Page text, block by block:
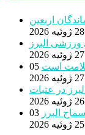
اربعین
البرز
است 05
در عتبات
03